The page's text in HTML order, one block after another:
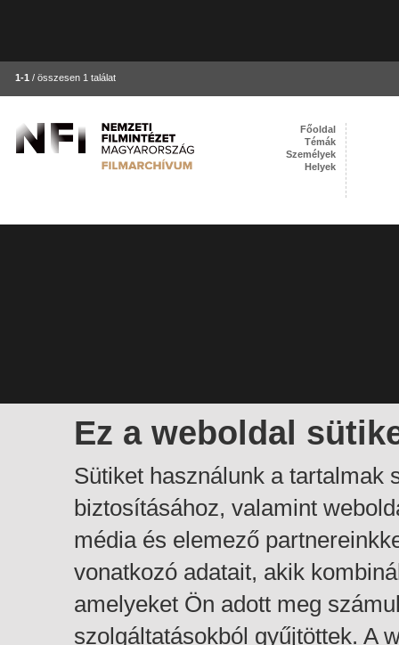
1-1 / összesen 1 találat
Ez a weboldal
Sütiket használunk a tartalmak
biztosításához, valamint
média és elemező
vonatkozó adatait, akik
amelyeket Ön adott meg
szolgáltatásokból gyűjtöttek. A
Főoldal
Témák
Személyek
Helyek